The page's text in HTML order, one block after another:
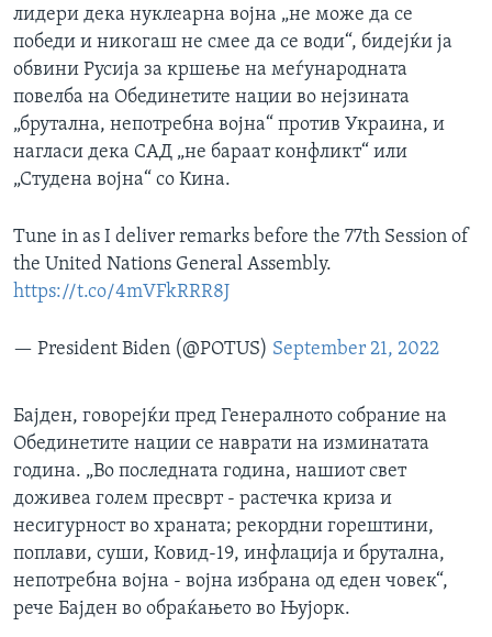
лидери дека нуклеарна војна „не може да се
победи и никогаш не смее да се води“, бидејќи ја
обвини Русија за кршење на меѓународната
повелба на Обединетите нации во нејзината
„брутална, непотребна војна“ против Украина, и
нагласи дека САД „не бараат конфликт“ или
„Студена војна“ со Кина.
Tune in as I deliver remarks before the 77th Session of
the United Nations General Assembly.
https://t.co/4mVFkRRR8J
— President Biden (@POTUS) September 21, 2022
Бајден, говорејќи пред Генералното собрание на
Обединетите нации се наврати на изминатата
година. „Во последната година, нашиот свет
доживеа голем пресврт - растечка криза и
несигурност во храната; рекордни горештини,
поплави, суши, Ковид-19, инфлација и брутална,
непотребна војна - војна избрана од еден човек“,
рече Бајден во обраќањето во Њујорк.